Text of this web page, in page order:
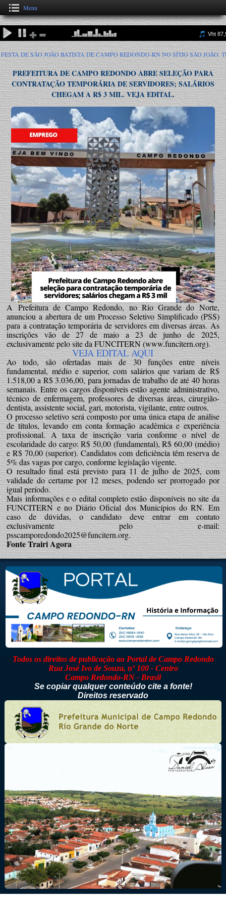
Menu
DE SÃO JOÃO BATISTA DE CAMPO REDONDO-RN NO SÍTIO SÃO JOÃO.
PREFEITURA DE CAMPO REDONDO ABRE SELEÇÃO PARA
CONTRATAÇÃO TEMPORÁRIA DE SERVIDORES; SALÁRIOS
CHEGAM A R$ 3 MIL. VEJA EDITAL.
A Prefeitura de Campo Redondo, no Rio Grande do Norte,
anunciou a abertura de um Processo Seletivo Simplificado (PSS)
para a contratação temporária de servidores em diversas áreas. As
inscrições vão de 27 de maio a 23 de junho de 2025,
exclusivamente pelo site da FUNCITERN (www.funcitern.org).
VEJA EDITAL AQUI
Ao todo, são ofertadas mais de 30 funções entre níveis
fundamental, médio e superior, com salários que variam de R$
1.518,00 a R$ 3.036,00, para jornadas de trabalho de até 40 horas
semanais. Entre os cargos disponíveis estão agente administrativo,
técnico de enfermagem, professores de diversas áreas, cirurgião-
dentista, assistente social, gari, motorista, vigilante, entre outros.
O processo seletivo será composto por uma única etapa de análise
de títulos, levando em conta formação acadêmica e experiência
profissional. A taxa de inscrição varia conforme o nível de
escolaridade do cargo: R$ 50,00 (fundamental), R$ 60,00 (médio)
e R$ 70,00 (superior). Candidatos com deficiência têm reserva de
5% das vagas por cargo, conforme legislação vigente.
O resultado final está previsto para 11 de julho de 2025, com
validade do certame por 12 meses, podendo ser prorrogado por
igual período.
Mais informações e o edital completo estão disponíveis no site da
FUNCITERN e no Diário Oficial dos Municípios do RN. Em
caso de dúvidas, o candidato deve entrar em contato
exclusivamente pelo e-mail:
psscamporedondo2025@funcitern.org.
Fonte Trairi Agora
Todos os direitos de publicação ao Portal de Campo Redondo
Rua José Ivo de Souza, nº 100 - Centro
Campo Redondo-RN - Brasil
Se copiar qualquer conteúdo cite a fonte!
Direitos reservado